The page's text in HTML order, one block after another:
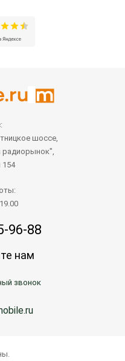
шоссе,
радиорынок",
154
96-88
нам
звонок